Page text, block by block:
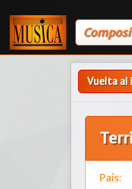
Vuelta al
País: